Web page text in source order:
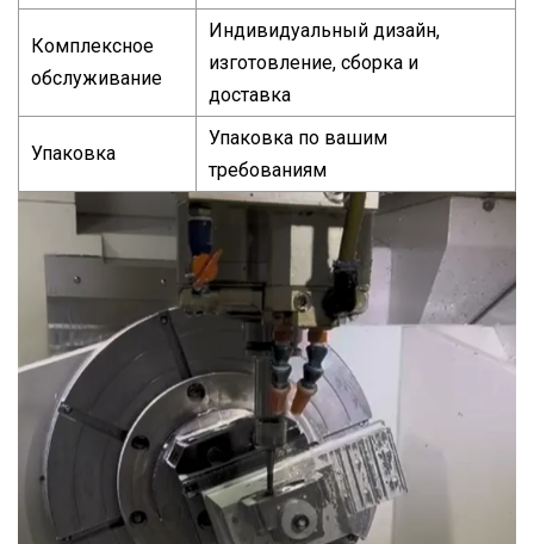
Комплексное
обслуживание
Индивидуальный дизайн,
изготовление, сборка и
доставка
Упаковка
Упаковка по вашим
требованиям